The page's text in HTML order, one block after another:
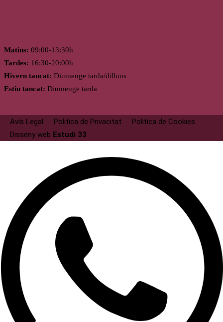
Matins: 09:00-13:30h
Tardes: 16:30-20:00h
Hivern tancat: Diumenge tarda/dilluns
Estiu tancat: Diumenge tarda
Avís Legal Politica de Privacitat
Politica de Cookies
Disseny web Estudi 33